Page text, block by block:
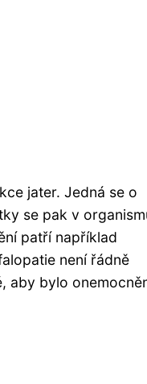
jater. Jedná se o
se pak v
patří například
není řádně
aby bylo